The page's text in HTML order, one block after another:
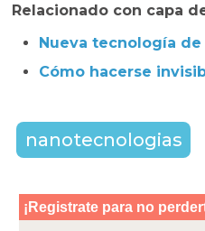
Relacionado con capa
Nueva tecnología
Cómo hacerse
nanotecnologias